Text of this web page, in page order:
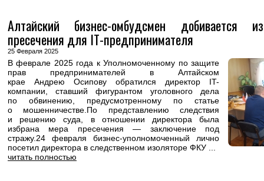
Алтайский бизнес-омбудсмен добивается
пресечения для IT-предпринимателя
25 Февраля 2025
В феврале 2025 года к Уполномоченному по защите
прав предпринимателей в Алтайском
крае Андрею Осипову обратился директор IT-
компании, ставший фигурантом уголовного дела
по обвинению, предусмотренному по статье
о мошенничестве.По представлению следствия
и решению суда, в отношении директора была
избрана мера пресечения — заключение под
стражу.24 февраля бизнес-уполномоченный лично
посетил директора в следственном изоляторе ФКУ ...
читать полностью